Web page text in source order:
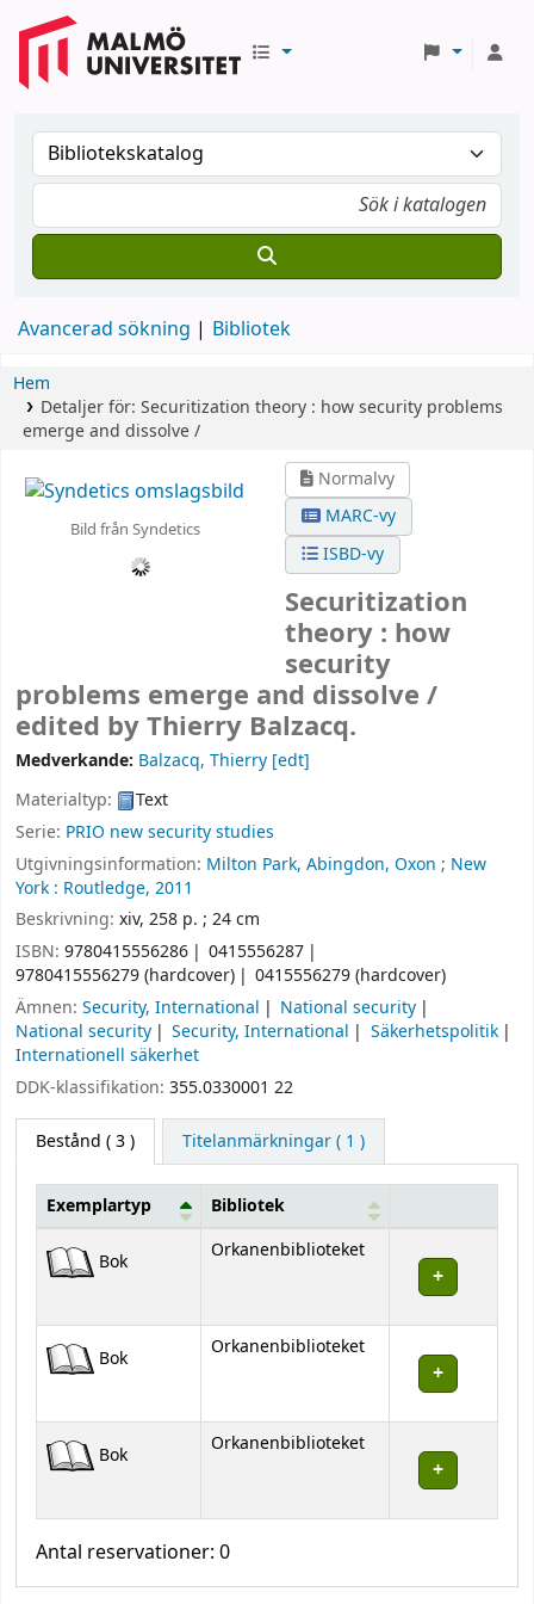
Avancerad sökning Bibliotek
Hem
Detaljer för: Securitization theory : how security problems
emerge and dissolve /
Bild från Syndetics
Normalvy
MARC-vy
ISBD-vy
Securitization
theory : how
security
problems emerge and dissolve /
edited by Thierry Balzacq.
Medverkande: Balzacq, Thierry [edt]
Materialtyp:
Text
Serie: PRIO new security studies
Utgivningsinformation: Milton Park, Abingdon, Oxon ; New
York : Routledge, 2011
Beskrivning: xiv, 258 p. ; 24 cm
ISBN: 9780415556286
0415556287
9780415556279 (hardcover)
0415556279 (hardcover)
Ämnen: Security, International
National security
National security
Security, International
Säkerhetspolitik
Internationell säkerhet
DDK-klassifikation: 355.0330001 22
Bestånd ( 3 ) Titelanmärkningar ( 1 )
Exemplartyp Bibliotek
Bok Orkanenbiblioteket
Bok Orkanenbiblioteket
Bok Orkanenbiblioteket
Antal reservationer: 0